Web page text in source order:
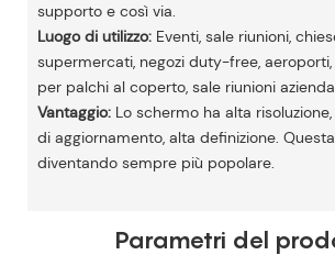
supporto e così via.
Luogo di utilizzo: Eventi, sale riunioni,
supermercati, negozi duty-free,
per palchi al coperto, sale riunioni
Vantaggio: Lo schermo ha alta
di aggiornamento, alta definizione.
diventando sempre più popolare.
Parametri del